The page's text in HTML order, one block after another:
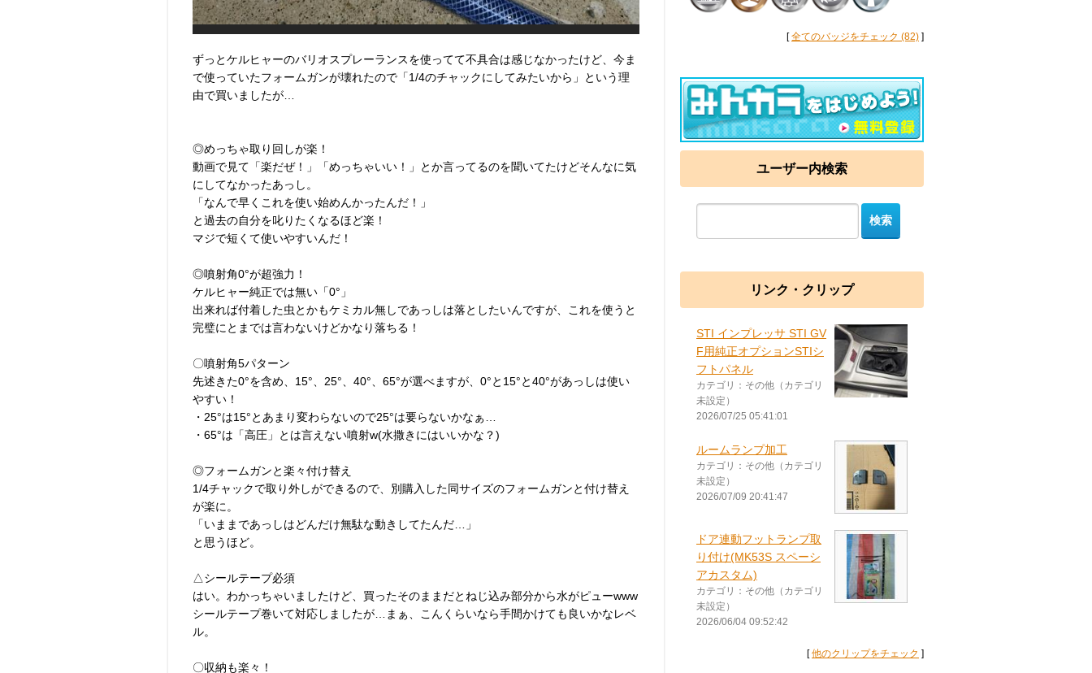
ずっとケルヒャーのバリオスプレーランスを使ってて不具合は感じなかったけど、今ま
で使っていたフォームガンが壊れたので「1/4のチャックにしてみたいから」という理
由で買いましたが…
◎めっちゃ取り回しが楽！
動画で見て「楽だぜ！」「めっちゃいい！」とか言ってるのを聞いてたけどそんなに気
にしてなかったあっし。
「なんで早くこれを使い始めんかったんだ！」
と過去の自分を叱りたくなるほど楽！
マジで短くて使いやすいんだ！
◎噴射角0°が超強力！
ケルヒャー純正では無い「0°」
出来れば付着した虫とかもケミカル無しであっしは落としたいんですが、これを使うと
完璧にとまでは言わないけどかなり落ちる！
〇噴射角5パターン
先述きた0°を含め、15°、25°、40°、65°が選べますが、0°と15°と40°があっしは使い
やすい！
・25°は15°とあまり変わらないので25°は要らないかなぁ…
・65°は「高圧」とは言えない噴射w(水撒きにはいいかな？)
◎フォームガンと楽々付け替え
1/4チャックで取り外しができるので、別購入した同サイズのフォームガンと付け替え
が楽に。
「いままであっしはどんだけ無駄な動きしてたんだ…」
と思うほど。
△シールテープ必須
はい。わかっちゃいましたけど、買ったそのままだとねじ込み部分から水がピューwww
シールテープ巻いて対応しましたが…まぁ、こんくらいなら手間かけても良いかなレベ
ル。
〇収納も楽々！
[全てのバッジをチェック (82) ]
ユーザー内検索
リンク・クリップ
STI インプレッサ STI GV
F用純正オプションSTIシ
フトパネル
カテゴリ：その他（カテゴリ
未設定）
2026/07/25 05:41:01
ルームランプ加工
カテゴリ：その他（カテゴリ
未設定）
2026/07/09 20:41:47
ドア連動フットランプ取
り付け(MK53S スペーシ
アカスタム)
カテゴリ：その他（カテゴリ
未設定）
2026/06/04 09:52:42
[他のクリップをチェック ]